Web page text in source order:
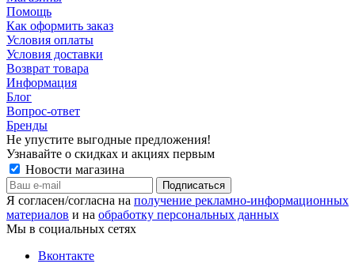
Помощь
Как оформить заказ
Условия оплаты
Условия доставки
Возврат товара
Информация
Блог
Вопрос-ответ
Бренды
Не упустите выгодные предложения!
Узнавайте о скидках и акциях первым
Новости магазина
Я согласен/согласна на получение рекламно-информационных
материалов и на обработку персональных данных
Мы в социальных сетях
Вконтакте